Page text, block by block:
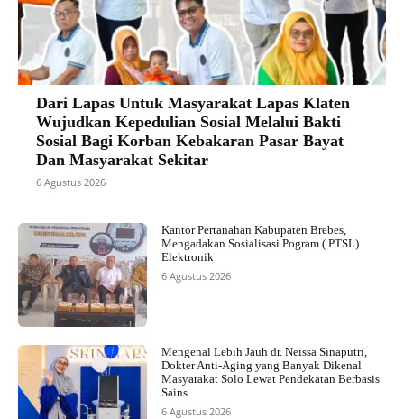
Dari Lapas Untuk Masyarakat Lapas Klaten
Wujudkan Kepedulian Sosial Melalui Bakti
Sosial Bagi Korban Kebakaran Pasar Bayat
Dan Masyarakat Sekitar
6 Agustus 2026
Kantor Pertanahan Kabupaten Brebes,
Mengadakan Sosialisasi Pogram ( PTSL)
Elektronik
6 Agustus 2026
Mengenal Lebih Jauh dr. Neissa Sinaputri,
Dokter Anti-Aging yang Banyak Dikenal
Masyarakat Solo Lewat Pendekatan Berbasis
Sains
6 Agustus 2026